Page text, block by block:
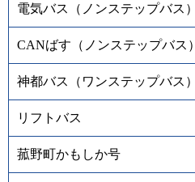
電気バス（ノンステップバス）
CANばす（ノンステップバス）
神都バス（ワンステップバス）
リフトバス
菰野町かもしか号